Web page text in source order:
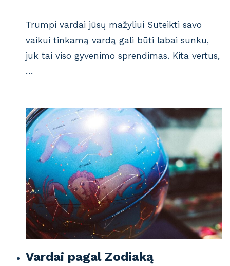
Trumpi vardai jūsų mažyliui Suteikti savo
vaikui tinkamą vardą gali būti labai sunku,
juk tai viso gyvenimo sprendimas. Kita vertus,
…
Vardai pagal Zodiaką